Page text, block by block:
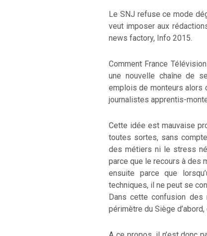
Le SNJ refuse ce mode
veut imposer aux
news factory, Info 2015.
Comment France
une nouvelle chaîne de
emplois de monteurs alors
journalistes apprentis-
Cette idée est mauvaise
toutes sortes, sans
des métiers ni le stress
parce que le recours à des
ensuite parce que
techniques, il ne peut se
Dans cette confusion des
périmètre du Siège